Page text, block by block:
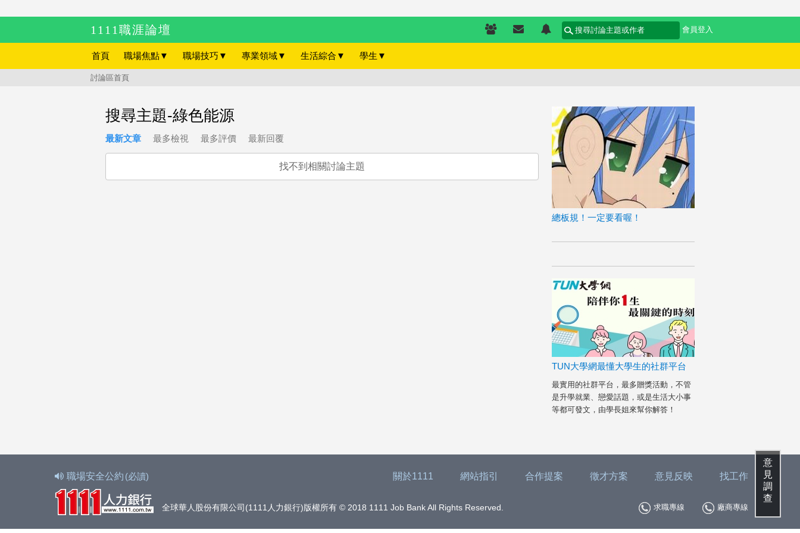
1111職涯論壇 會員登入
首頁 職場焦點▼ 職場技巧 ▼ 專業領域▼ 生活綜合 ▼ 學生 ▼
討論區首頁
意
見
調
查
搜尋主題-綠色能源
最新文章 最多檢視 最多評價 最新回覆
找不到相關討論主題
總板規！一定要看喔！
TUN大學網最懂大學生的社群平台
最實用的社群平台，最多贈獎活動，不管
是升學就業、戀愛話題，或是生活大小事
等都可發文，由學長姐來幫你解答！
職場安全公約 (必讀) 關於1111 網站指引 合作提案 徵才方案 意見反映 找工作
全球華人股份有限公司(1111人力銀行)版權所有 © 2018 1111 Job Bank All Rights Reserved. 廠商專線
求職專線